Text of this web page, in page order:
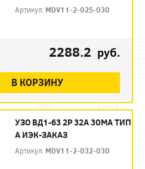
Артикул: MDV11-2-025-030
2288.2 руб.
В КОРЗИНУ
УЗО ВД1-63 2Р 32А 30МА ТИП
А ИЭК-ЗАКАЗ
Артикул: MDV11-2-032-030